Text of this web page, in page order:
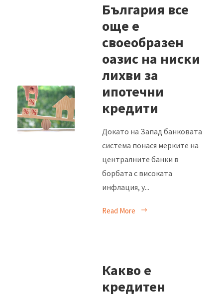
България все
още е
своеобразен
оазис на ниски
лихви за
ипотечни
кредити
Докато на Запад банковата
система понася мерките на
централните банки в
борбата с високата
инфлация, у...
Read More
Какво е
кредитен